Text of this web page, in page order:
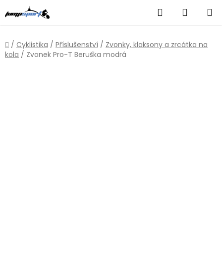
na
obsah
Hledat
KOŠÍK
Domů
/ Cyklistika / Příslušenství / Zvonky, klaksony a zrcátka na
kola / Zvonek Pro-T Beruška modrá